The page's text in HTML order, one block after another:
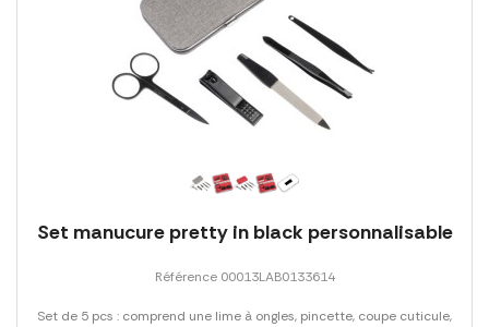
Set manucure pretty in black personnalisable
Référence 00013LAB0133614
Set de 5 pcs : comprend une lime à ongles, pincette, coupe cuticule,